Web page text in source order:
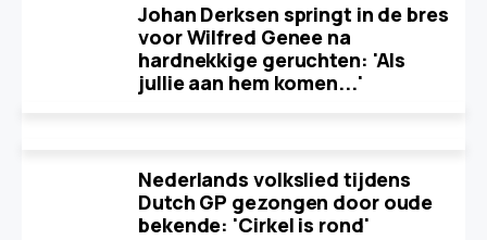
Johan Derksen springt in de bres
voor Wilfred Genee na
hardnekkige geruchten: 'Als
jullie aan hem komen...'
Nederlands volkslied tijdens
Dutch GP gezongen door oude
bekende: 'Cirkel is rond'